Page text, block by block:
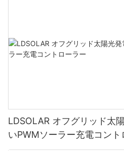
LDSOLAR オフグリッド太
いPWMソーラー充電コント